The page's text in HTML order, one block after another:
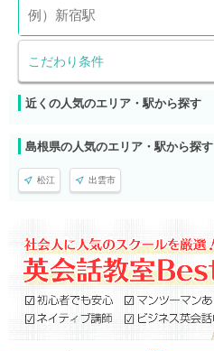
こだわり条件
近くの人気のエリア・駅から探す
島根県の人気のエリア・駅から探す
松江 出雲市